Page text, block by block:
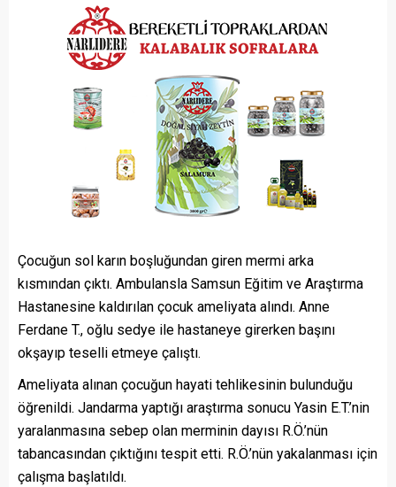
Çocuğun sol karın boşluğundan giren mermi arka
kısmından çıktı. Ambulansla Samsun Eğitim ve Araştırma
Hastanesine kaldırılan çocuk ameliyata alındı. Anne
Ferdane T., oğlu sedye ile hastaneye girerken başını
okşayıp teselli etmeye çalıştı.
Ameliyata alınan çocuğun hayati tehlikesinin bulunduğu
öğrenildi. Jandarma yaptığı araştırma sonucu Yasin E.T.’nin
yaralanmasına sebep olan merminin dayısı R.Ö.’nün
tabancasından çıktığını tespit etti. R.Ö.’nün yakalanması için
çalışma başlatıldı.